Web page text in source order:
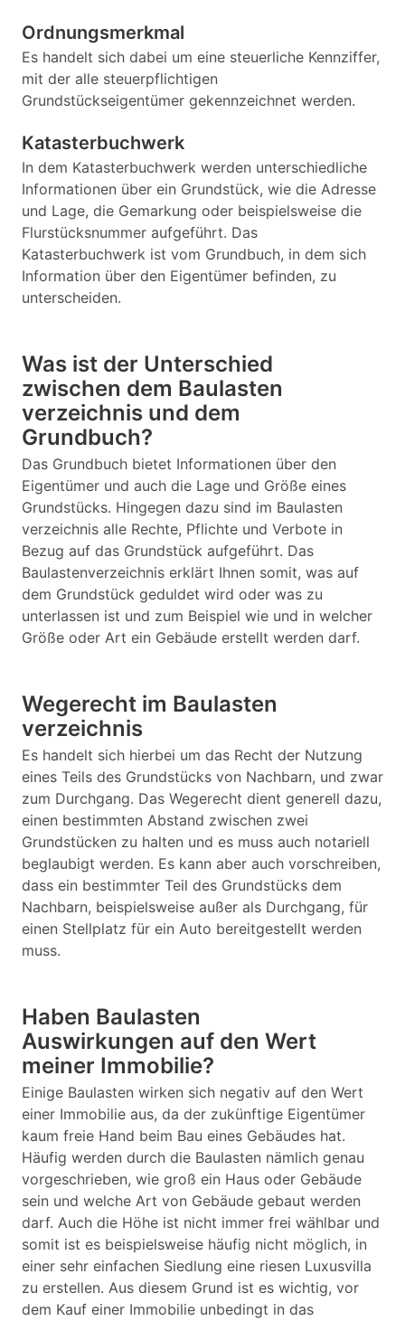
Ordnungsmerkmal
Es handelt sich dabei um eine steuerliche Kennziffer,
mit der alle steuerpflichtigen
Grundstückseigentümer gekennzeichnet werden.
Katasterbuchwerk
In dem Katasterbuchwerk werden unterschiedliche
Informationen über ein Grundstück, wie die Adresse
und Lage, die Gemarkung oder beispielsweise die
Flurstücksnummer aufgeführt. Das
Katasterbuchwerk ist vom Grundbuch, in dem sich
Information über den Eigentümer befinden, zu
unterscheiden.
Was ist der Unterschied
zwischen dem Baulasten
verzeichnis und dem
Grundbuch?
Das Grundbuch bietet Informationen über den
Eigentümer und auch die Lage und Größe eines
Grundstücks. Hingegen dazu sind im Baulasten
verzeichnis alle Rechte, Pflichte und Verbote in
Bezug auf das Grundstück aufgeführt. Das
Baulastenverzeichnis erklärt Ihnen somit, was auf
dem Grundstück geduldet wird oder was zu
unterlassen ist und zum Beispiel wie und in welcher
Größe oder Art ein Gebäude erstellt werden darf.
Wegerecht im Baulasten
verzeichnis
Es handelt sich hierbei um das Recht der Nutzung
eines Teils des Grundstücks von Nachbarn, und zwar
zum Durchgang. Das Wegerecht dient generell dazu,
einen bestimmten Abstand zwischen zwei
Grundstücken zu halten und es muss auch notariell
beglaubigt werden. Es kann aber auch vorschreiben,
dass ein bestimmter Teil des Grundstücks dem
Nachbarn, beispielsweise außer als Durchgang, für
einen Stellplatz für ein Auto bereitgestellt werden
muss.
Haben Baulasten
Auswirkungen auf den Wert
meiner Immobilie?
Einige Baulasten wirken sich negativ auf den Wert
einer Immobilie aus, da der zukünftige Eigentümer
kaum freie Hand beim Bau eines Gebäudes hat.
Häufig werden durch die Baulasten nämlich genau
vorgeschrieben, wie groß ein Haus oder Gebäude
sein und welche Art von Gebäude gebaut werden
darf. Auch die Höhe ist nicht immer frei wählbar und
somit ist es beispielsweise häufig nicht möglich, in
einer sehr einfachen Siedlung eine riesen Luxusvilla
zu erstellen. Aus diesem Grund ist es wichtig, vor
dem Kauf einer Immobilie unbedingt in das